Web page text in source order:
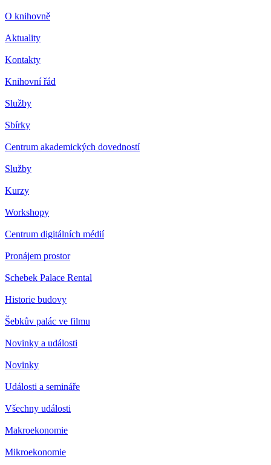
O knihovně
Aktuality
Kontakty
Knihovní řád
Služby
Sbírky
Centrum akademických dovedností
Služby
Kurzy
Workshopy
Centrum digitálních médií
Pronájem prostor
Schebek Palace Rental
Historie budovy
Šebkův palác ve filmu
Novinky a události
Novinky
Události a semináře
Všechny události
Makroekonomie
Mikroekonomie